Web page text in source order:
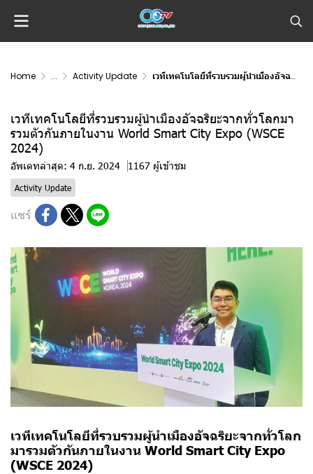
Home ... Activity Update เวทีเทคโนโลยีที่รวบรวมผู้นำเมืองอัจฉริยะจากทั่วโลกมารวมตัวกันภายในงาน World Smart City Expo (WSCE 2024)
เวทีเทคโนโลยีที่รวบรวมผู้นำเมืองอัจฉริยะจากทั่วโลกมา
รวมตัวกันภายในงาน World Smart City Expo (WSCE
2024)
อัพเดทล่าสุด: 4 ก.ย. 2024 1167 ผู้เข้าชม
Activity Update
แชร์
เวทีเทคโนโลยีที่รวบรวมผู้นำเมืองอัจฉริยะจากทั่วโลก
มารวมตัวกันภายในงาน World Smart City Expo
(WSCE 2024)